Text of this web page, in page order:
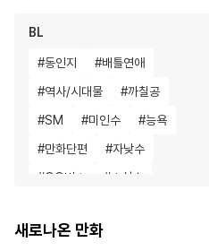
BL
#동인지 #배틀연애
#역사/시대물 #까칠공
#SM #미인수 #능욕
#만화단편 #자낮수
#OO버스 # 소심수
#재회물 #동양풍
새로나온 만화